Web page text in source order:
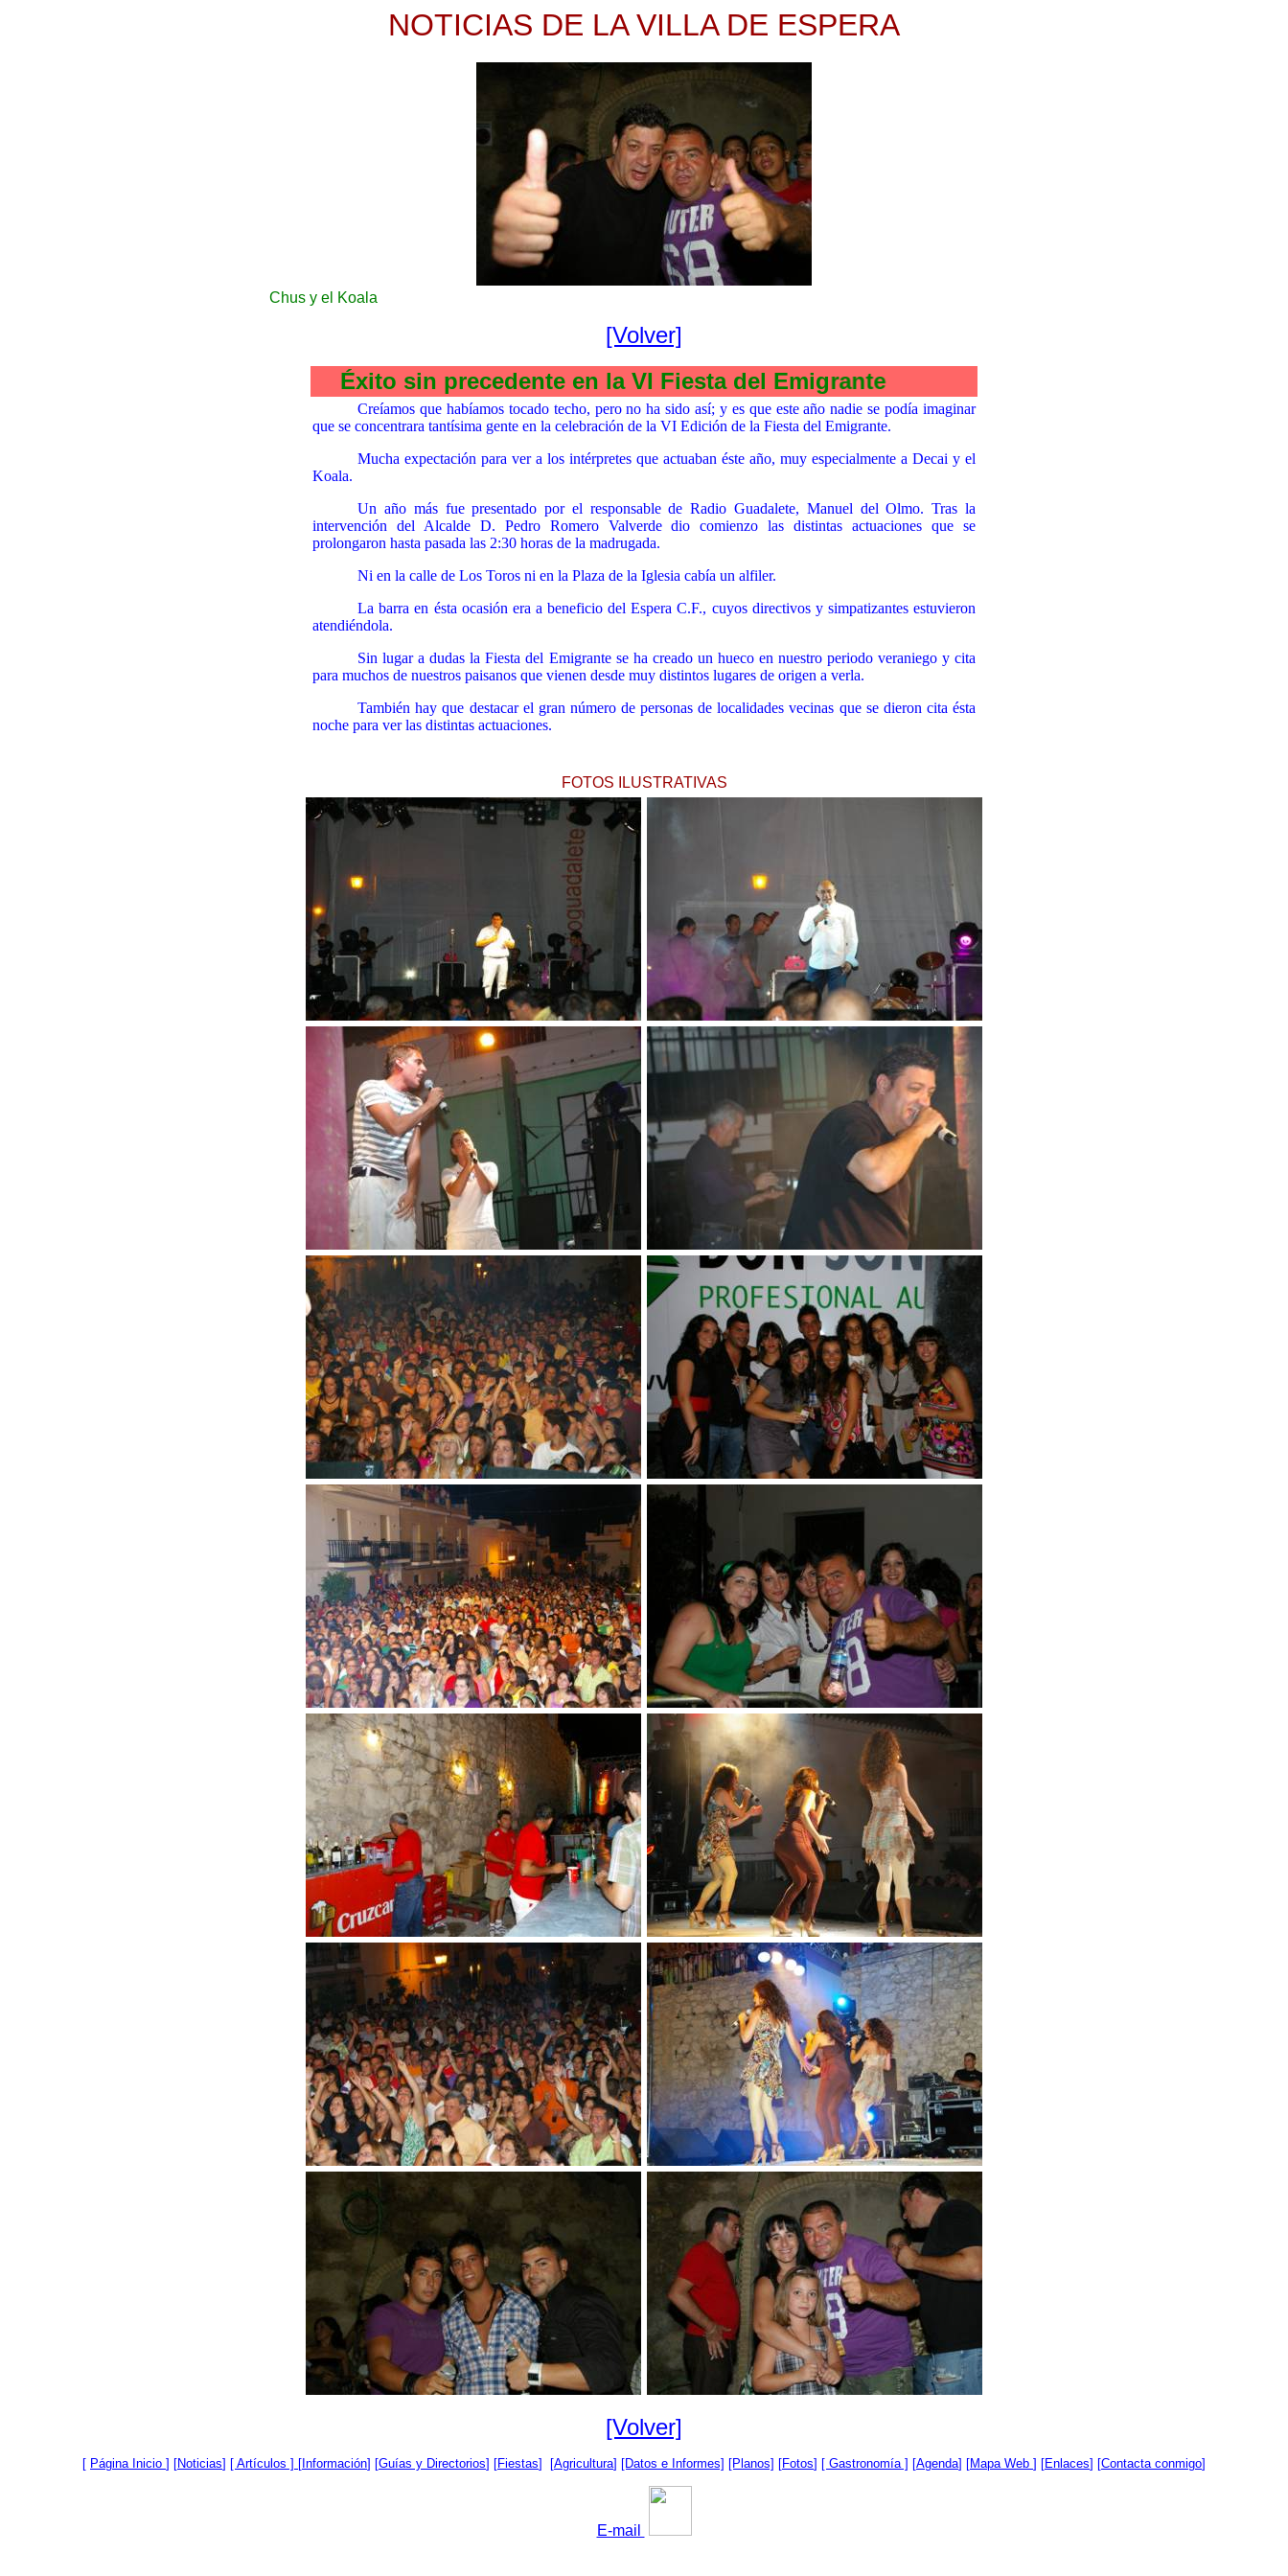
NOTICIAS DE LA VILLA DE ESPERA
Chus y el Koala
[Volver]
Éxito sin precedente en la VI Fiesta del Emigrante
Creíamos que habíamos tocado techo, pero no ha sido así; y es que este año nadie se podía imaginar
que se concentrara tantísima gente en la celebración de la VI Edición de la Fiesta del Emigrante.
Mucha expectación para ver a los intérpretes que actuaban éste año, muy especialmente a Decai y el
Koala.
Un año más fue presentado por el responsable de Radio Guadalete, Manuel del Olmo. Tras la
intervención del Alcalde D. Pedro Romero Valverde dio comienzo las distintas actuaciones que se
prolongaron hasta pasada las 2:30 horas de la madrugada.
Ni en la calle de Los Toros ni en la Plaza de la Iglesia cabía un alfiler.
La barra en ésta ocasión era a beneficio del Espera C.F., cuyos directivos y simpatizantes estuvieron
atendiéndola.
Sin lugar a dudas la Fiesta del Emigrante se ha creado un hueco en nuestro periodo veraniego y cita
para muchos de nuestros paisanos que vienen desde muy distintos lugares de origen a verla.
También hay que destacar el gran número de personas de localidades vecinas que se dieron cita ésta
noche para ver las distintas actuaciones.
FOTOS ILUSTRATIVAS
[Volver]
[ Página Inicio ] [Noticias] [ Artículos ] [ Información] [Guías y Directorios] [Fiestas] [Agricultura] [Datos e Informes] [Planos] [Fotos] [ Gastronomía ] [Agenda] [Mapa Web ] [Enlaces] [Contacta conmigo]
E-mail